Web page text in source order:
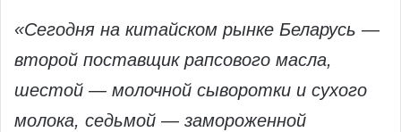
«Сегодня на китайском рынке Беларусь —
второй поставщик рапсового масла,
шестой — молочной сыворотки и сухого
молока, седьмой — замороженной